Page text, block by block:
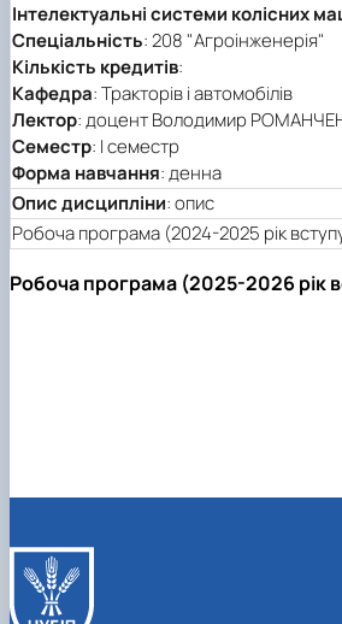
Інтелектуальні системи колісних
Спеціальність: 208 "Агроінженерія"
Кількість кредитів:
Кафедра: Тракторів і автомобілів
Лектор: доцент Володимир
Семестр: І семестр
Форма навчання: денна
Опис дисципліни: опис
Робоча програма (2024-2025 рік
Робоча програма (2025-2026 рік